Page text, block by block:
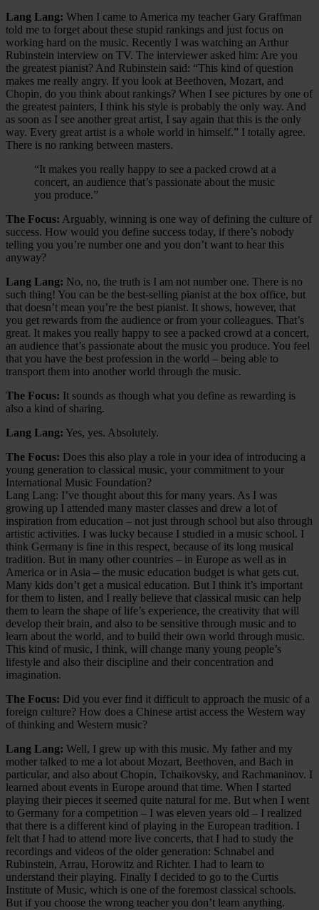
Lang Lang: When I came to America my teacher Gary Graffman
told me to forget about these stupid rankings and just focus on
working hard on the music. Recently I was watching an Arthur
Rubinstein interview on TV. The interviewer asked him: Are you
the greatest pianist? And Rubinstein said: “This kind of question
makes me really angry. If you look at Beethoven, Mozart, and
Chopin, do you think about rankings? When I see pictures by one of
the greatest painters, I think his style is probably the only way. And
as soon as I see another great artist, I say again that this is the only
way. Every great artist is a whole world in himself.” I totally agree.
There is no ranking between masters.
“It makes you really happy to see a packed crowd at a
concert, an audience that’s passionate about the music
you produce.”
The Focus: Arguably, winning is one way of defining the culture of
success. How would you define success today, if there’s nobody
telling you you’re number one and you don’t want to hear this
anyway?
Lang Lang: No, no, the truth is I am not number one. There is no
such thing! You can be the best-selling pianist at the box office, but
that doesn’t mean you’re the best pianist. It shows, however, that
you get rewards from the audience or from your colleagues. That’s
great. It makes you really happy to see a packed crowd at a concert,
an audience that’s passionate about the music you produce. You feel
that you have the best profession in the world – being able to
transport them into another world through the music.
The Focus: It sounds as though what you define as rewarding is
also a kind of sharing.
Lang Lang: Yes, yes. Absolutely.
The Focus: Does this also play a role in your idea of introducing a
young generation to classical music, your commitment to your
International Music Foundation?
Lang Lang: I’ve thought about this for many years. As I was
growing up I attended many master classes and drew a lot of
inspiration from education – not just through school but also through
artistic activities. I was lucky because I studied in a music school. I
think Germany is fine in this respect, because of its long musical
tradition. But in many other countries – in Europe as well as in
America or in Asia – the music education budget is what gets cut.
Many kids don’t get a musical education. But I think it’s important
for them to listen, and I really believe that classical music can help
them to learn the shape of life’s experience, the creativity that will
develop their brain, and also to be sensitive through music and to
learn about the world, and to build their own world through music.
This kind of music, I think, will change many young people’s
lifestyle and also their discipline and their concentration and
imagination.
The Focus: Did you ever find it difficult to approach the music of a
foreign culture? How does a Chinese artist access the Western way
of thinking and Western music?
Lang Lang: Well, I grew up with this music. My father and my
mother talked to me a lot about Mozart, Beethoven, and Bach in
particular, and also about Chopin, Tchaikovsky, and Rachmaninov. I
learned about events in Europe around that time. When I started
playing their pieces it seemed quite natural for me. But when I went
to Germany for a competition – I was eleven years old – I realized
that there is a different kind of playing in the European tradition. I
felt that I had to attend more live concerts, that I had to study the
recordings and videos of the older generation: Schnabel and
Rubinstein, Arrau, Horowitz and Richter. I had to learn to
understand their playing. Finally I decided to go to the Curtis
Institute of Music, which is one of the foremost classical schools.
But if you choose the wrong teacher you don’t learn anything.